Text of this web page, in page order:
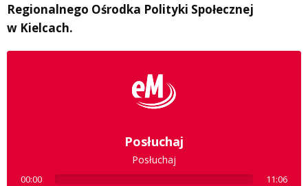
Regionalnego Ośrodka Polityki Społecznej
w Kielcach.
Posłuchaj
Posłuchaj
00:00 11:06